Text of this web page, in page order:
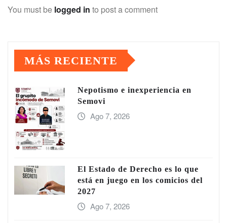
You must be logged in to post a comment
MÁS RECIENTE
Nepotismo e inexperiencia en
Semovi
Ago 7, 2026
El Estado de Derecho es lo que
está en juego en los comicios del
2027
Ago 7, 2026